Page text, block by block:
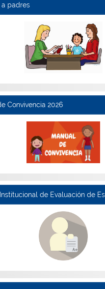
padres
Convivencia 2026
de Evaluación de